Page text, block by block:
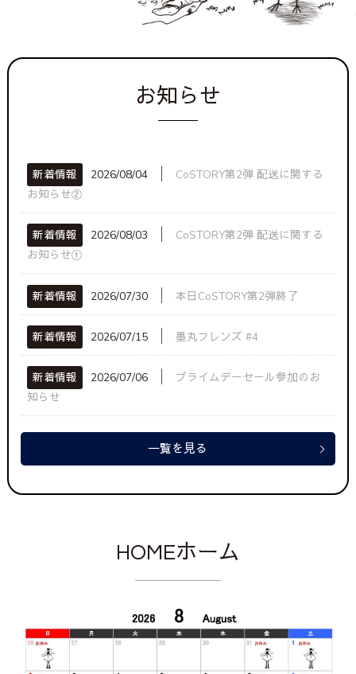
お知らせ
新着情報 2026/08/04
CoSTORY第2弾 配送に関する
お知らせ②
新着情報 2026/08/03
CoSTORY第2弾 配送に関する
お知らせ①
新着情報 2026/07/30 本日CoSTORY第2弾終了
新着情報 2026/07/15 墨丸フレンズ #4
新着情報 2026/07/06
プライムデーセール参加のお
知らせ
一覧を見る
HOMEホーム